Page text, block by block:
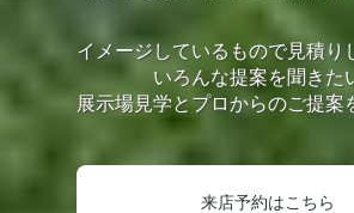
イメージしているもので見積り
いろんな提案を聞きた
展示場見学とプロからのご提案
来店予約はこちら